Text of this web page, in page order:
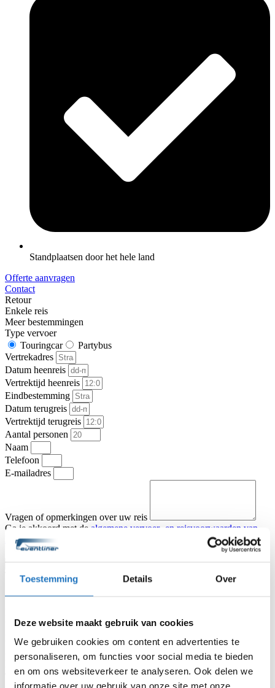
Toestemming Details Over
Deze website maakt gebruik van cookies
We gebruiken cookies om content en advertenties te
personaliseren, om functies voor social media te bieden
en om ons websiteverkeer te analyseren. Ook delen we
informatie over uw gebruik van onze site met onze
Standplaatsen door het hele land
Offerte aanvragen
Contact
Retour
Enkele reis
Meer bestemmingen
Type vervoer
Touringcar
Partybus
Vertrekadres
Datum heenreis
Vertrektijd heenreis
Eindbestemming
Datum terugreis
Vertrektijd terugreis
Aantal personen
Naam
Telefoon
E-mailadres
Vragen of opmerkingen over uw reis
Ga je akkoord met de algemene vervoer- en reisvoorwaarden van
KNV Busvervoer
Ik ga akkoord
Type vervoer
Vertrekadres
Vertrektijd heenreis
Eindbestemming
Aantal personen
Naam
Telefoon